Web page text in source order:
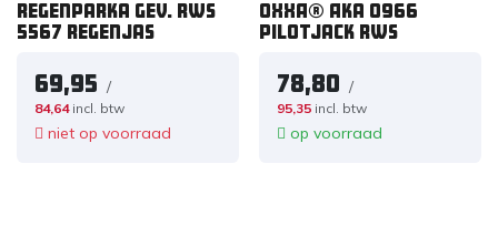
Regenparka gev. RWS
5567 regenjas
69,95 /
84,64 incl. btw
niet op voorraad
OXXA® Aka 0966
pilotjack RWS
78,80 /
95,35 incl. btw
op voorraad